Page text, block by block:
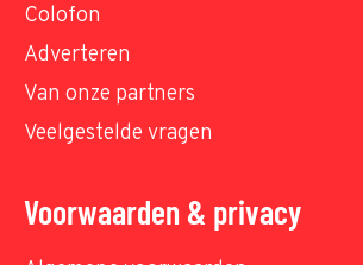
Colofon
Adverteren
Van onze partners
Veelgestelde vragen
Voorwaarden & privacy